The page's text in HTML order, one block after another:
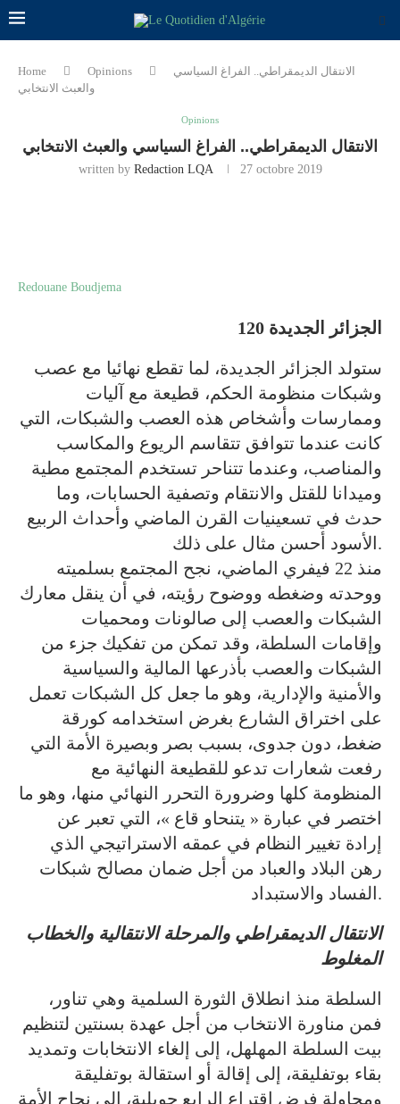
Home Opinions
الانتقال الديمقراطي.. الفراغ السياسي
والعبث الانتخابي
Opinions
الانتقال الديمقراطي.. الفراغ السياسي والعبث الانتخابي
written by Redaction LQA 27 octobre 2019
Redouane Boudjema
الجزائر الجديدة 120
ستولد الجزائر الجديدة، لما تقطع نهائيا مع عصب
وشبكات منظومة الحكم، قطيعة مع آليات
وممارسات وأشخاص هذه العصب والشبكات، التي
كانت عندما تتوافق تتقاسم الريوع والمكاسب
والمناصب، وعندما تتناحر تستخدم المجتمع مطية
وميدانا للقتل والانتقام وتصفية الحسابات، وما
حدث في تسعينيات القرن الماضي وأحداث الربيع
الأسود أحسن مثال على ذلك.
منذ 22 فيفري الماضي، نجح المجتمع بسلميته
ووحدته وضغطه ووضوح رؤيته، في أن ينقل معارك
الشبكات والعصب إلى صالونات ومحميات
وإقامات السلطة، وقد تمكن من تفكيك جزء من
الشبكات والعصب بأذرعها المالية والسياسية
والأمنية والإدارية، وهو ما جعل كل الشبكات تعمل
على اختراق الشارع بغرض استخدامه كورقة
ضغط، دون جدوى، بسبب بصر وبصيرة الأمة التي
رفعت شعارات تدعو للقطيعة النهائية مع
المنظومة كلها وضرورة التحرر النهائي منها، وهو ما
اختصر في عبارة « يتنحاو قاع »، التي تعبر عن
إرادة تغيير النظام في عمقه الاستراتيجي الذي
رهن البلاد والعباد من أجل ضمان مصالح شبكات
الفساد والاستبداد.
الانتقال الديمقراطي والمرحلة الانتقالية والخطاب
المغلوط
السلطة منذ انطلاق الثورة السلمية وهي تناور،
فمن مناورة الانتخاب من أجل عهدة بسنتين لتنظيم
بيت السلطة المهلهل، إلى إلغاء الانتخابات وتمديد
بقاء بوتفليقة، إلى إقالة أو استقالة بوتفليقة
ومحاولة فرض اقتراع الرابع جويلية، إلى نجاح الأمة